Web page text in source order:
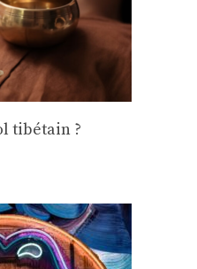
tibétain ?